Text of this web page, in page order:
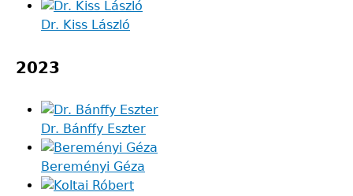
Dr. Kiss László
2023
Dr. Bánffy Eszter
Bereményi Géza